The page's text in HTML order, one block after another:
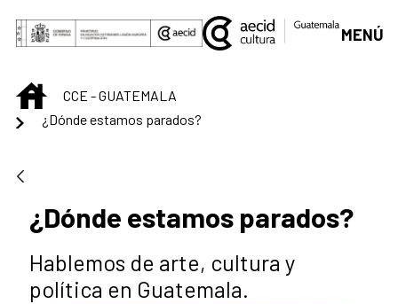
Saltar al contenido principal
MENÚ
INICIOCCE - GUATEMALA
¿Dónde estamos parados?
¿Dónde estamos parados?
Hablemos de arte, cultura y
política en Guatemala.